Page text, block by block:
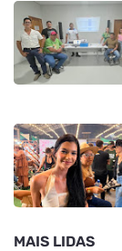
MAIS LIDAS